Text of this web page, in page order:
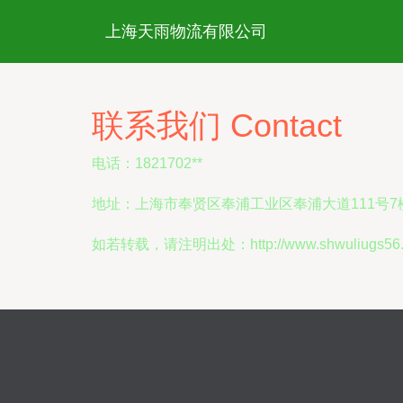
上海天雨物流有限公司
联系我们 Contact
电话：1821702**
地址：上海市奉贤区奉浦工业区奉浦大道111号7
如若转载，请注明出处：http://